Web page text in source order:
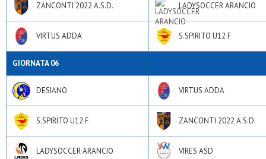
ZANCONTI 2022 A.S.D. LADYSOCCER ARANCIO
VIRTUS ADDA S.SPIRITO U12 F
GIORNATA 06
DESIANO VIRTUS ADDA
S.SPIRITO U12 F ZANCONTI 2022 A.S.D.
LADYSOCCER ARANCIO VIRES ASD